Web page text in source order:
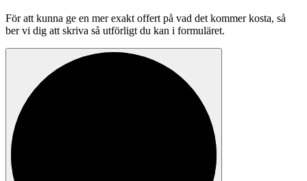
För att kunna ge en mer exakt offert på vad det kommer kosta, så
ber vi dig att skriva så utförligt du kan i formuläret.